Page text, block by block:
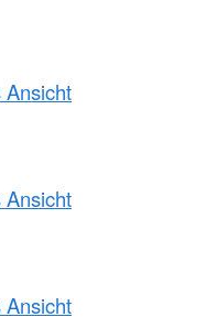
Ansicht
Ansicht
Ansicht